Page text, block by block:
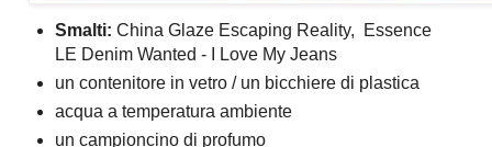
Smalti: China Glaze Escaping Reality, Essence
LE Denim Wanted - I Love My Jeans
un contenitore in vetro / un bicchiere di plastica
acqua a temperatura ambiente
un campioncino di profumo